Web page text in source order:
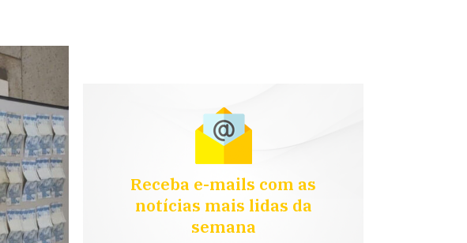
Receba e-mails com as
notícias mais lidas da
semana